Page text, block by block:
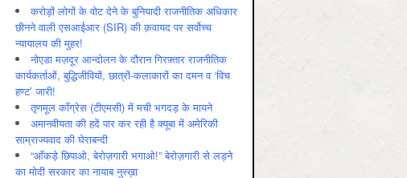
करोड़ों लोगों के वोट देने के बुनियादी राजनीतिक अधिकार
छीनने वाली एसआईआर (SIR) की क़वायद पर सर्वोच्च
न्यायालय की मुहर!
नोएडा मज़दूर आन्दोलन के दौरान गिरफ़्तार राजनीतिक
कार्यकर्ताओं, बुद्धिजीवियों, छात्रों-कलाकारों का दमन व ‘विच
हण्ट’ जारी!
तृणमूल काँग्रेस (टीएमसी) में मची भगदड़ के मायने
अमानवीयता की हदें पार कर रही है क्यूबा में अमेरिकी
साम्राज्यवाद की घेराबन्दी
“आँकड़े छिपाओ, बेरोज़गारी भगाओ!” बेरोज़गारी से लड़ने
का मोदी सरकार का नायाब नुस्ख़ा